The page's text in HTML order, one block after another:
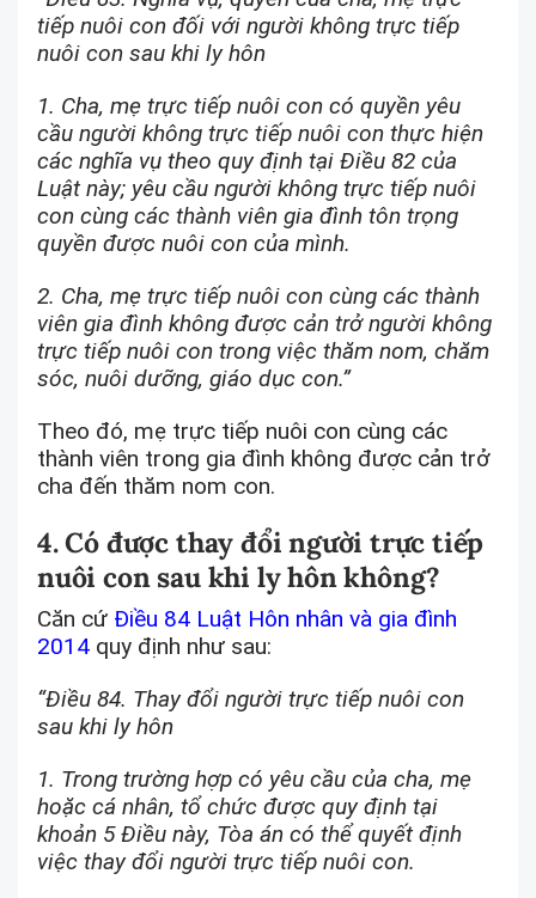
tiếp nuôi con đối với người không trực tiếp
nuôi con sau khi ly hôn
1. Cha, mẹ trực tiếp nuôi con có quyền yêu
cầu người không trực tiếp nuôi con thực hiện
các nghĩa vụ theo quy định tại Điều 82 của
Luật này; yêu cầu người không trực tiếp nuôi
con cùng các thành viên gia đình tôn trọng
quyền được nuôi con của mình.
2. Cha, mẹ trực tiếp nuôi con cùng các thành
viên gia đình không được cản trở người không
trực tiếp nuôi con trong việc thăm nom, chăm
sóc, nuôi dưỡng, giáo dục con.”
Theo đó, mẹ trực tiếp nuôi con cùng các
thành viên trong gia đình không được cản trở
cha đến thăm nom con.
4. Có được thay đổi người trực tiếp
nuôi con sau khi ly hôn không?
Căn cứ Điều 84 Luật Hôn nhân và gia đình
2014 quy định như sau:
“Điều 84. Thay đổi người trực tiếp nuôi con
sau khi ly hôn
1. Trong trường hợp có yêu cầu của cha, mẹ
hoặc cá nhân, tổ chức được quy định tại
khoản 5 Điều này, Tòa án có thể quyết định
việc thay đổi người trực tiếp nuôi con.